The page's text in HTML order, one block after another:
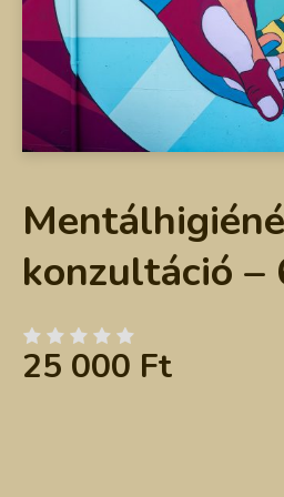
konzultáció –
25 000 Ft